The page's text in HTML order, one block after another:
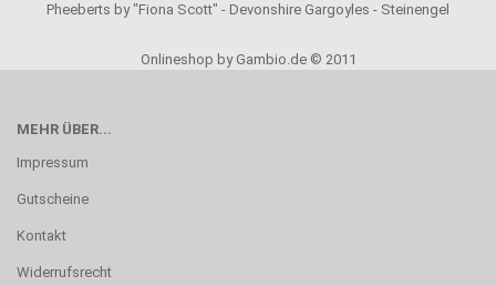
Pheeberts by "Fiona Scott" - Devonshire Gargoyles - Steinengel
Onlineshop by Gambio.de © 2011
MEHR ÜBER...
Impressum
Gutscheine
Kontakt
Widerrufsrecht